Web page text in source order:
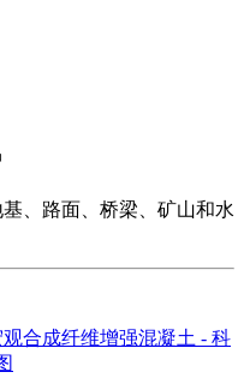
、路面、桥梁、矿山和水